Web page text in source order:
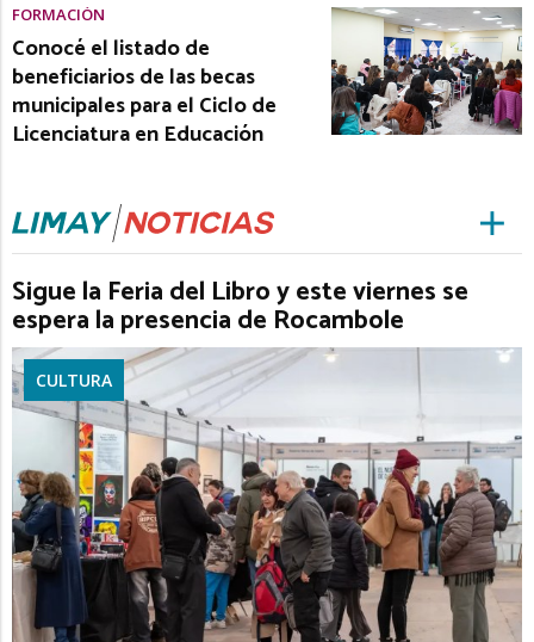
FORMACIÓN
Conocé el listado de
beneficiarios de las becas
municipales para el Ciclo de
Licenciatura en Educación
Sigue la Feria del Libro y este viernes se
espera la presencia de Rocambole
CULTURA